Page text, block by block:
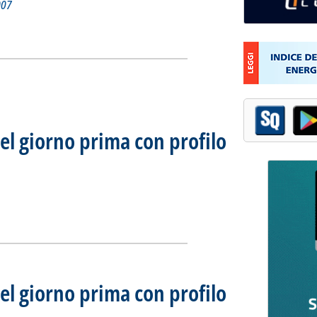
del giorno prima con profilo AU'
giorno prima con profilo
del giorno prima con profilo AU'
giorno prima con profilo